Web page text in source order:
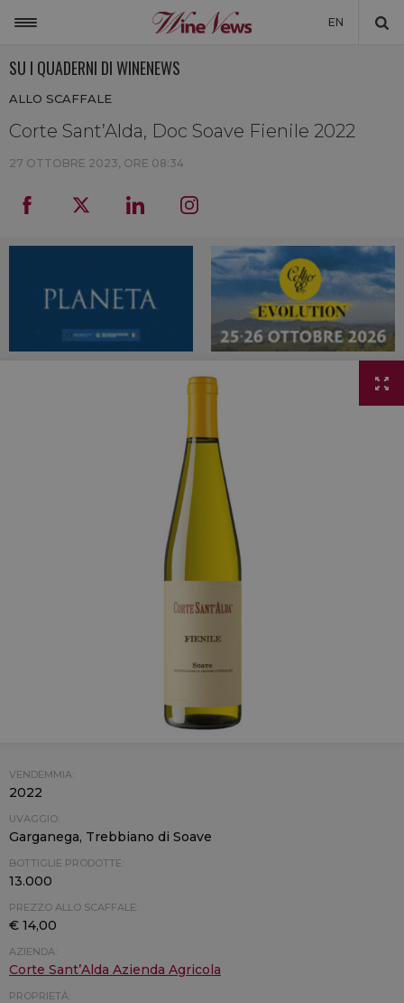
EN
NON SOLO VINO
NEWSLETTER
LA CANTINA DI WINENEWS
DICONO DI NOI
WINENEWS TV
SU I QUADERNI DI WINENEWS
ALLO SCAFFALE
Corte Sant’Alda, Doc Soave Fienile 2022
27 OTTOBRE 2023, ORE 08:34
VENDEMMIA:
2022
UVAGGIO:
Garganega, Trebbiano di Soave
BOTTIGLIE PRODOTTE:
13.000
PREZZO ALLO SCAFFALE:
€ 14,00
AZIENDA:
Corte Sant’Alda Azienda Agricola
PROPRIETÀ: